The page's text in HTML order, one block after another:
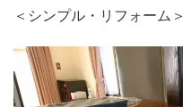
＜シンプル・リフォーム＞